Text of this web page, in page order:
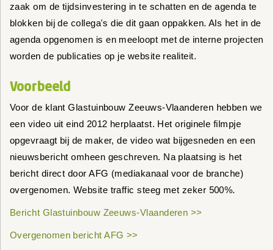
zaak om de tijdsinvestering in te schatten en de agenda te
blokken bij de collega's die dit gaan oppakken. Als het in de
agenda opgenomen is en meeloopt met de interne projecten
worden de publicaties op je website realiteit.
Voorbeeld
Voor de klant Glastuinbouw Zeeuws-Vlaanderen hebben we
een video uit eind 2012 herplaatst. Het originele filmpje
opgevraagt bij de maker, de video wat bijgesneden en een
nieuwsbericht omheen geschreven. Na plaatsing is het
bericht direct door AFG (mediakanaal voor de branche)
overgenomen. Website traffic steeg met zeker 500%.
Bericht Glastuinbouw Zeeuws-Vlaanderen >>
Overgenomen bericht AFG >>